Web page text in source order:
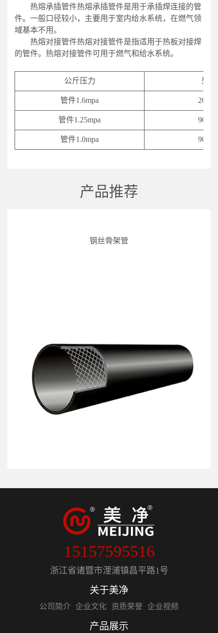
热熔承插管件热熔承插管件是用于承插焊连接的管
件。一般口径较小，主要用于室内给水系统，在燃气领
域基本不用。
热熔对接管件热熔对接管件是指适用于热板对接焊
的管件。热熔对接管件可用于燃气和给水系统。
公斤压力 型号
管件1.6mpa 20-
管件1.25mpa 90-
管件1.0mpa 90-
产品推荐
钢丝骨架管
15157595516
浙江省诸暨市浬浦镇昌平路1号
关于美净
公司简介 企业文化 资质荣誉 企业视频
产品展示